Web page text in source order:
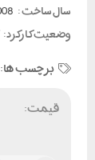
سال ساخت :
وضعیت کارکرد:
برچسب ها:
قیمت: